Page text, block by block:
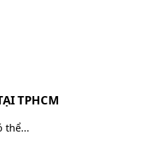
TPHCM
thể...